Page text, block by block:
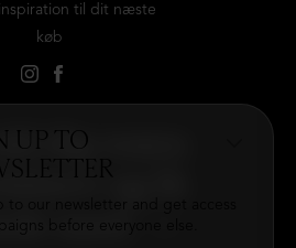
UP TO
til dit næste
køb
dig vores
og få